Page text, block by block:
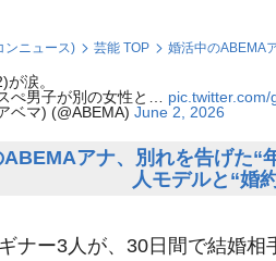
ンニュース) 芸能 TOP 婚活中のABEMA
涙。
ぺ男子が別の女性と… pic.twitter.com/
ベマ) (@ABEMA) June 2, 2026
アナ、別れを告げた“
人モデルと“婚
ナー3人が、30日間で結婚相